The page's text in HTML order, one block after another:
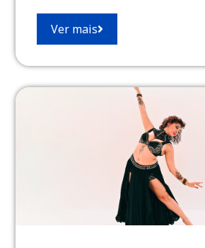
Ver mais